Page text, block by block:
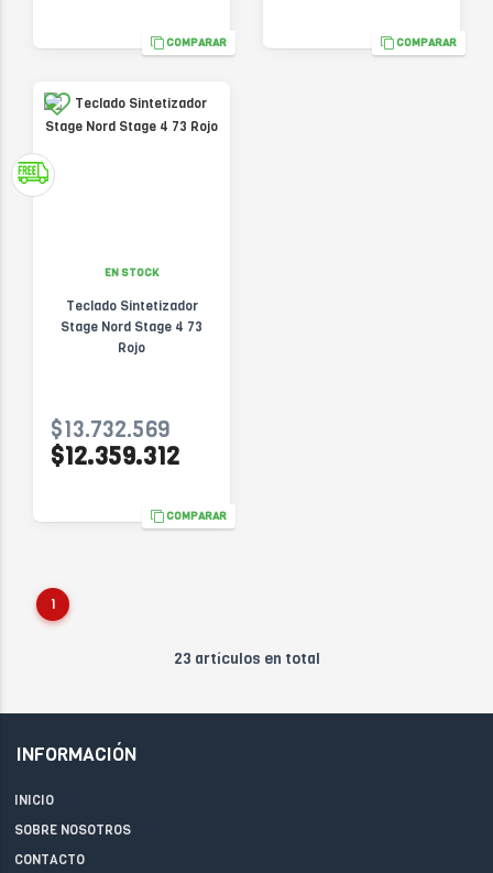
COMPARAR COMPARAR
EN STOCK
Teclado Sintetizador
Stage Nord Stage 4 73
Rojo
$13.732.569
$12.359.312
COMPARAR
1
23 artículos en total
INFORMACIÓN
INICIO
SOBRE NOSOTROS
CONTACTO